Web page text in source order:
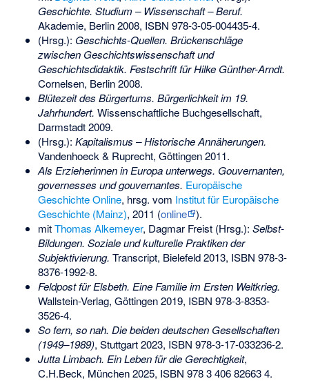
Geschichte. Studium – Wissenschaft – Beruf.
Akademie, Berlin 2008, ISBN 978-3-05-004435-4.
(Hrsg.): Geschichts-Quellen. Brückenschläge
zwischen Geschichtswissenschaft und
Geschichtsdidaktik. Festschrift für Hilke Günther-Arndt.
Cornelsen, Berlin 2008.
Blütezeit des Bürgertums. Bürgerlichkeit im 19.
Jahrhundert. Wissenschaftliche Buchgesellschaft,
Darmstadt 2009.
(Hrsg.): Kapitalismus – Historische Annäherungen.
Vandenhoeck & Ruprecht, Göttingen 2011.
Als Erzieherinnen in Europa unterwegs. Gouvernanten,
governesses und gouvernantes. Europäische
Geschichte Online, hrsg. vom Institut für Europäische
Geschichte (Mainz), 2011 (online
).
mitThomas Alkemeyer, Dagmar Freist (Hrsg.): Selbst-
Bildungen. Soziale und kulturelle Praktiken der
Subjektivierung. Transcript, Bielefeld 2013, ISBN 978-3-
8376-1992-8.
Feldpost für Elsbeth. Eine Familie im Ersten Weltkrieg.
Wallstein-Verlag, Göttingen 2019, ISBN 978-3-8353-
3526-4.
So fern, so nah. Die beiden deutschen Gesellschaften
(1949–1989), Stuttgart 2023, ISBN 978-3-17-033236-2.
Jutta Limbach. Ein Leben für die Gerechtigkeit,
C.H.Beck, München 2025, ISBN 978 3 406 82663 4.